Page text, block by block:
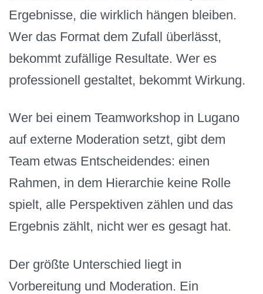
Ergebnisse, die wirklich hängen bleiben.
Wer das Format dem Zufall überlässt,
bekommt zufällige Resultate. Wer es
professionell gestaltet, bekommt Wirkung.
Wer bei einem Teamworkshop in Lugano
auf externe Moderation setzt, gibt dem
Team etwas Entscheidendes: einen
Rahmen, in dem Hierarchie keine Rolle
spielt, alle Perspektiven zählen und das
Ergebnis zählt, nicht wer es gesagt hat.
Der größte Unterschied liegt in
Vorbereitung und Moderation. Ein